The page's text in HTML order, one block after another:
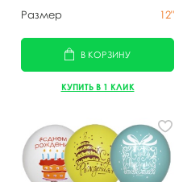
Размер 12"
В КОРЗИНУ
КУПИТЬ В 1 КЛИК